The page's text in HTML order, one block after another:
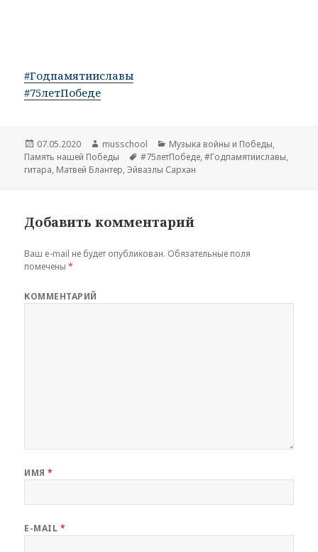
#Годпамятииславы
#75летПобеде
Опубликовано
07.05.2020 Автор
musschool Рубрики
Музыка войны и Победы,
Память нашей Победы
Метки
#75летПобеде,#Годпамятииславы,
гитара, Матвей Блантер,Эйвазлы Сархан
Добавить комментарий
Ваш e-mail не будет опубликован. Обязательные поля
помечены*
КОММЕНТАРИЙ
ИМЯ*
E-MAIL *